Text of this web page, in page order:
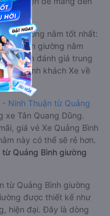
giường nằm tốt nhất:
Thuận giường nằm
điểm đánh giá trung
của hành khách Xe về
Ninh Thuận từ Quảng
xe Tân Quang Dũng.
giá vé Xe Quảng Bình
này có thể sẽ rẻ hơn.
Quảng Bình giường
từ Quảng Bình giường
được thiết kế như
hiện đại. Đây là dòng